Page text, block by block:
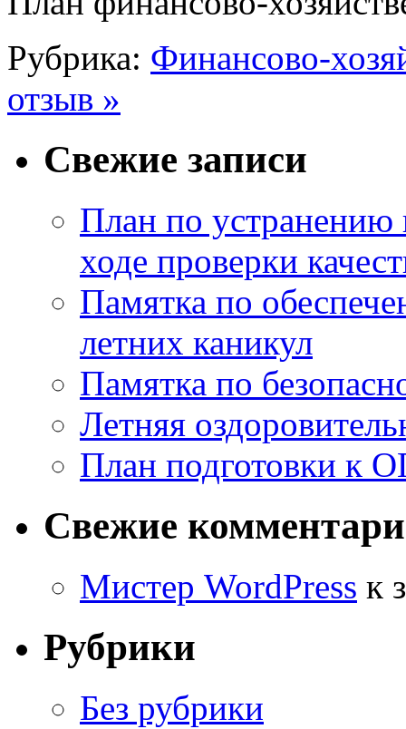
Рубрика: Финансово-
отзыв »
Свежие записи
План по устранению
ходе проверки
Памятка по
летних каникул
Памятка по
Летняя
План подготовки к
Свежие
Мистер WordPress к
Рубрики
Без рубрики